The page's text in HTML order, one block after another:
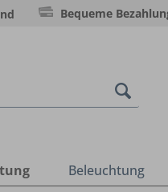
Bequeme
Beleuchtung